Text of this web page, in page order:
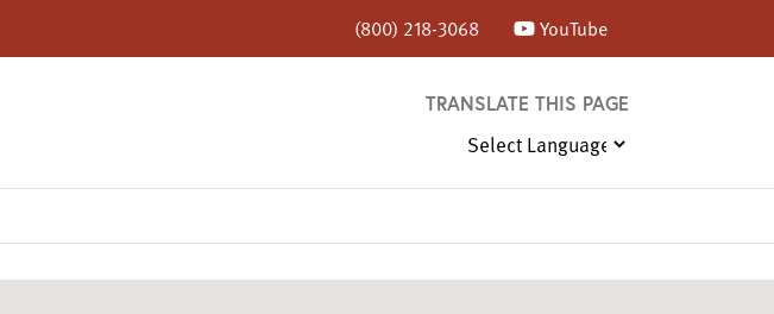
(800) 218-3068 YouTube
TRANSLATE THIS PAGE